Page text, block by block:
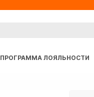
ПРОГРАММА ЛОЯЛЬНОСТИ